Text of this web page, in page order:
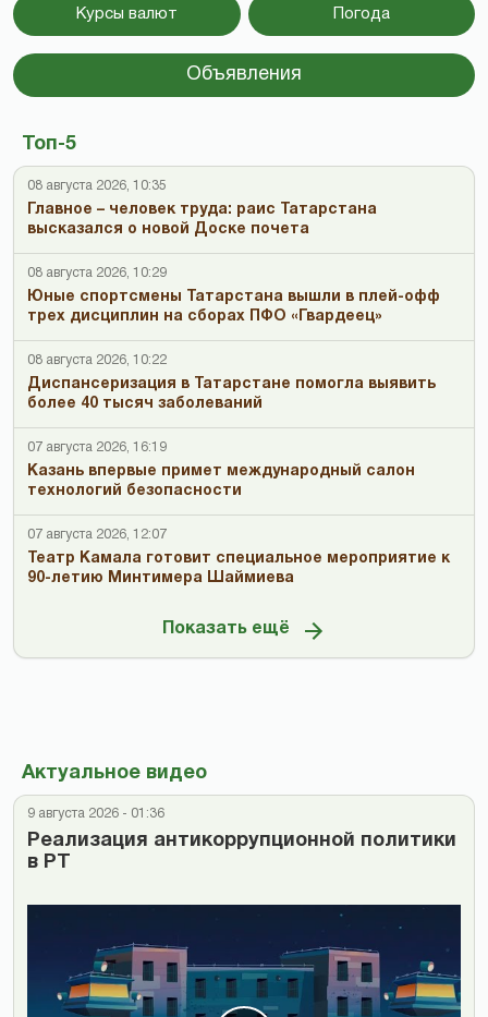
Курсы валют Погода
Объявления
Топ-5
08 августа 2026, 10:35
Главное – человек труда: раис Татарстана
высказался о новой Доске почета
08 августа 2026, 10:29
Юные спортсмены Татарстана вышли в плей-офф
трех дисциплин на сборах ПФО «Гвардеец»
08 августа 2026, 10:22
Диспансеризация в Татарстане помогла выявить
более 40 тысяч заболеваний
07 августа 2026, 16:19
Казань впервые примет международный салон
технологий безопасности
07 августа 2026, 12:07
Театр Камала готовит специальное мероприятие к
90-летию Минтимера Шаймиева
Показать ещё
Актуальное видео
9 августа 2026 - 01:36
Реализация антикоррупционной политики
в РТ